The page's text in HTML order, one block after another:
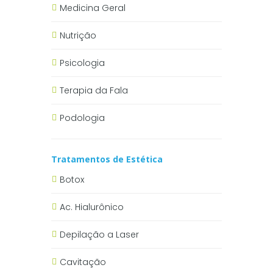
Medicina Geral
Nutrição
Psicologia
Terapia da Fala
Podologia
Tratamentos de Estética
Botox
Ac. Hialurônico
Depilação a Laser
Cavitação